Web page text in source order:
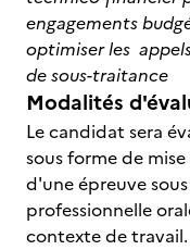
engagements
optimiser les
de sous-traitance
Modalités
Le candidat sera
sous forme de
d'une épreuve
professionnelle
contexte de travail.